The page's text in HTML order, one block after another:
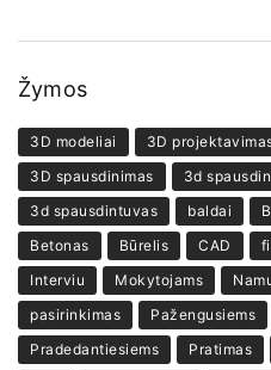
Žymos
3D modeliai 3D
3D spausdinimas
3d
3d spausdintuvas
baldai
Betonas
Būrelis CAD
Interviu
Mokytojams
pasirinkimas
Pažengusiems
Pradedantiesiems
Pratimas